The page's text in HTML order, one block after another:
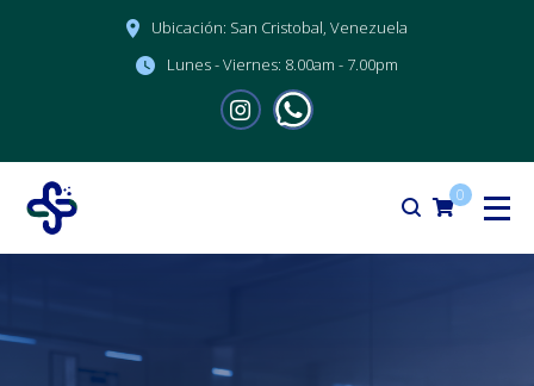
Ubicación: San Cristobal, Venezuela
Lunes - Viernes: 8.00am - 7.00pm
0